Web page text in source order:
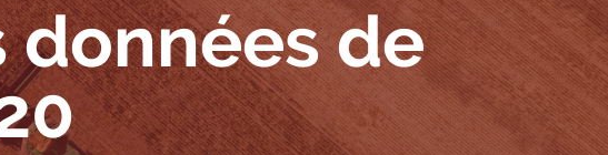
données de